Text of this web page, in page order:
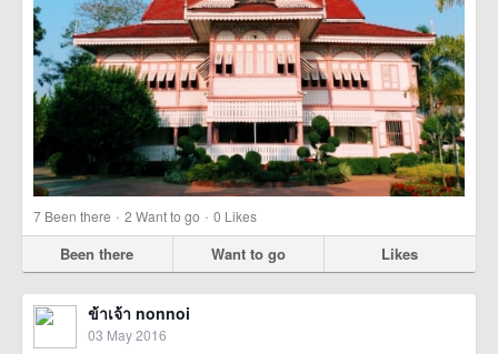
7 Been there · 2 Want to go · 0 Likes
Been there Want to go Likes
ข้าเจ้า nonnoi
03 May 2016